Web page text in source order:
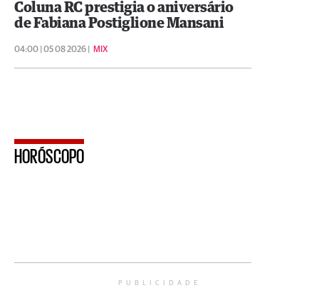
Coluna RC prestigia o aniversário
de Fabiana Postiglione Mansani
04:00 | 05 08 2026 | MIX
HORÓSCOPO
PUBLICIDADE